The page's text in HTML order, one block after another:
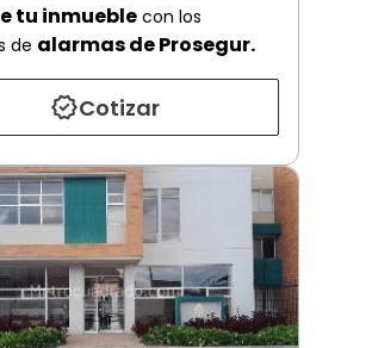
tu inmueble con los
de alarmas de Prosegur.
Cotizar